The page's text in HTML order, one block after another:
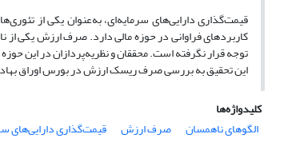
قیمت‌گذاری دارایی‌های سرمایه‌ای، به‌عنوان یکی از
کاربردهای فراوانی در حوزه مالی دارد. صرف ارزش یکی
توجه قرار نگرفته است. محققان و نظریه‌پردازان در این
این تحقیق به بررسی صرف ریسک ارزش در بورس اوراق
کلیدواژه‌ها
الگوهای ناهمسان
صرف ارزش
قیمت‌گذاری دارایی‌های